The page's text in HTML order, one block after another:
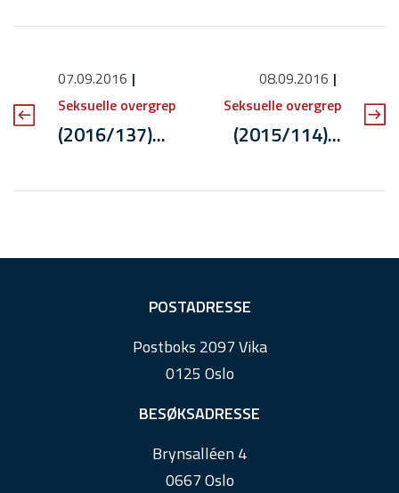
07.09.2016
Seksuelle overgrep
(2016/137)...
08.09.2016
Seksuelle overgrep
(2015/114)...
POSTADRESSE
Postboks 2097 Vika
0125 Oslo
BESØKSADRESSE
Brynsalléen 4
0667 Oslo